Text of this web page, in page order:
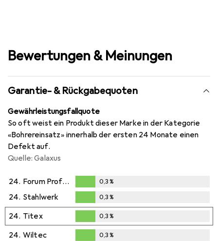
Bewertungen & Meinungen
Garantie- & Rückgabequoten
Gewährleistungsfallquote
So oft weist ein Produkt dieser Marke in der Kategorie
«Bohrereinsatz» innerhalb der ersten 24 Monate einen
Defekt auf.
Quelle: Galaxus
24. Forum Professional Solutions
0,3%
0,3%
24. Stahlwerk
0,3%
0,3%
24. Titex
0,3%
0,3%
24. Wiltec 0,3%